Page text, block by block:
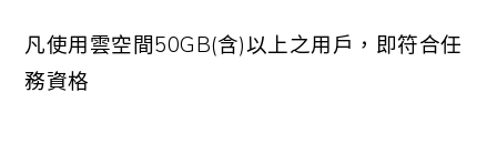
凡使用雲空間50GB(含)以上之用戶，即符合任
務資格